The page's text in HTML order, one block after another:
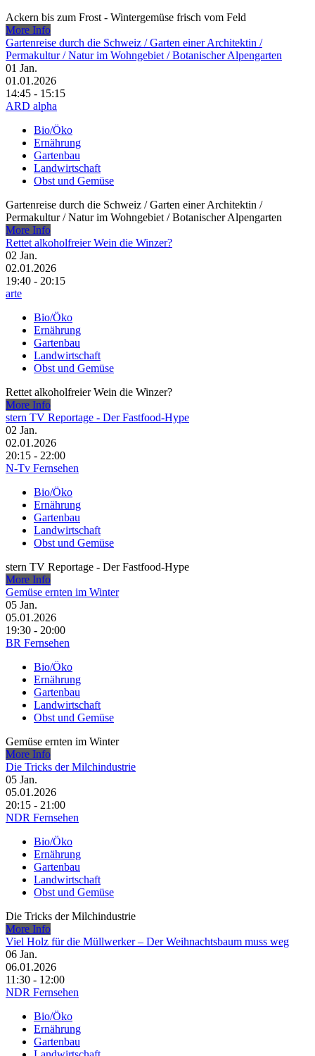
Ackern bis zum Frost - Wintergemüse frisch vom Feld
More Info
Gartenreise durch die Schweiz /​ Garten einer Architektin /​
Permakultur /​ Natur im Wohngebiet /​ Botanischer Alpengarten
01 Jan.
01.01.2026
14:45 - 15:15
ARD alpha
Bio/Öko
Ernährung
Gartenbau
Landwirtschaft
Obst und Gemüse
Gartenreise durch die Schweiz /​ Garten einer Architektin /​
Permakultur /​ Natur im Wohngebiet /​ Botanischer Alpengarten
More Info
Rettet alkoholfreier Wein die Winzer?
02 Jan.
02.01.2026
19:40 - 20:15
arte
Bio/Öko
Ernährung
Gartenbau
Landwirtschaft
Obst und Gemüse
Rettet alkoholfreier Wein die Winzer?
More Info
stern TV Reportage - Der Fastfood-Hype
02 Jan.
02.01.2026
20:15 - 22:00
N-Tv Fernsehen
Bio/Öko
Ernährung
Gartenbau
Landwirtschaft
Obst und Gemüse
stern TV Reportage - Der Fastfood-Hype
More Info
Gemüse ernten im Winter
05 Jan.
05.01.2026
19:30 - 20:00
BR Fernsehen
Bio/Öko
Ernährung
Gartenbau
Landwirtschaft
Obst und Gemüse
Gemüse ernten im Winter
More Info
Die Tricks der Milchindustrie
05 Jan.
05.01.2026
20:15 - 21:00
NDR Fernsehen
Bio/Öko
Ernährung
Gartenbau
Landwirtschaft
Obst und Gemüse
Die Tricks der Milchindustrie
More Info
Viel Holz für die Müllwerker – Der Weihnachtsbaum muss weg
06 Jan.
06.01.2026
11:30 - 12:00
NDR Fernsehen
Bio/Öko
Ernährung
Gartenbau